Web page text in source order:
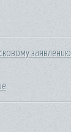
заявлению